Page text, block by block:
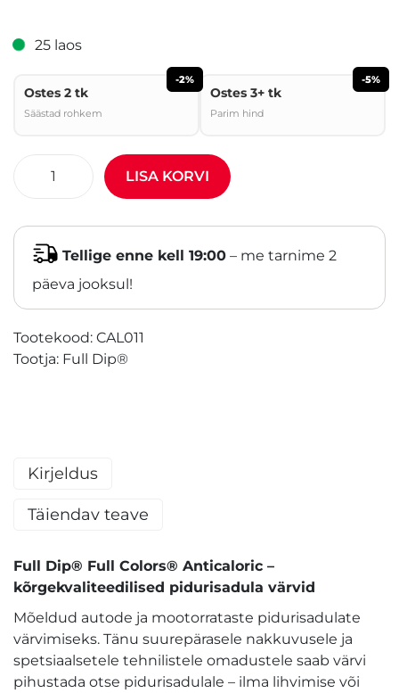
25 laos
-2%
Ostes 2 tk
Säästad rohkem
-5%
Ostes 3+ tk
Parim hind
LISA KORVI
Tellige enne kell 19:00 – me tarnime 2
päeva jooksul!
Tootekood: CAL011
Tootja: Full Dip®
Kirjeldus
Täiendav teave
Full Dip® Full Colors® Anticaloric –
kõrgekvaliteedilised pidurisadula värvid
Mõeldud autode ja mootorrataste pidurisadulate
värvimiseks. Tänu suurepärasele nakkuvusele ja
spetsiaalsetele tehnilistele omadustele saab värvi
pihustada otse pidurisadulale – ilma lihvimise või